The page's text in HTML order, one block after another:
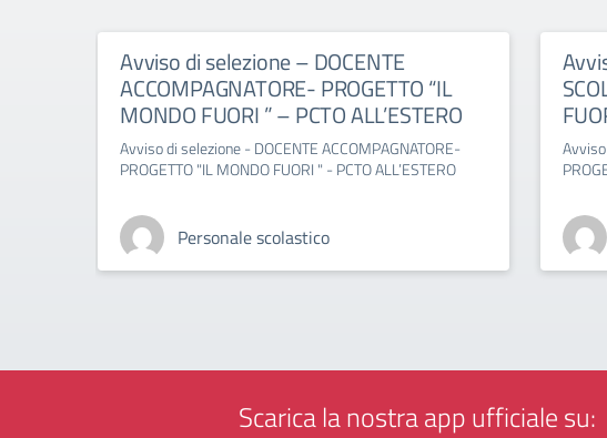
Avviso di selezione – DOCENTE
ACCOMPAGNATORE- PROGETTO “IL
MONDO FUORI ” – PCTO ALL’ESTERO
Avviso di selezione - DOCENTE ACCOMPAGNATORE-
PROGETTO "IL MONDO FUORI " - PCTO ALL’ESTERO
Personale scolastico
Scarica la nostra app ufficiale su: